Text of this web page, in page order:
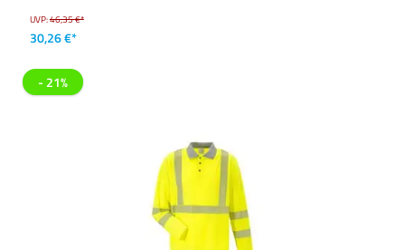
UVP:46,35 €*
30,26 €*
- 21%